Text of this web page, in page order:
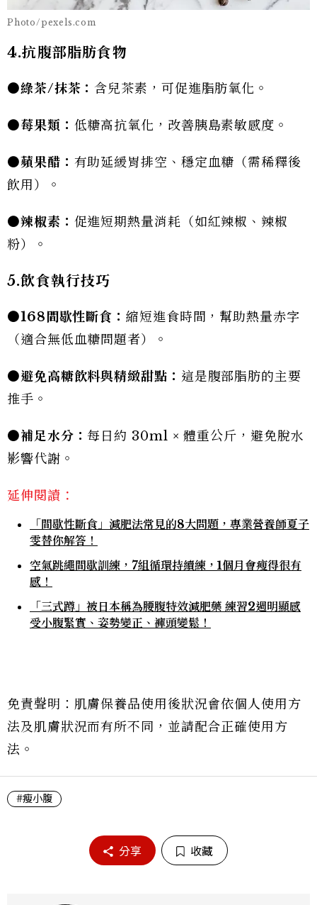
Photo/pexels.com
4.抗腹部脂肪食物
●綠茶/抹茶： 含兒茶素，可促進脂肪氧化。
●莓果類： 低糖高抗氧化，改善胰島素敏感度。
●蘋果醋： 有助延緩胃排空、穩定血糖（需稀釋後
飲用）。
●辣椒素： 促進短期熱量消耗（如紅辣椒、辣椒
粉）。
5.飲食執行技巧
●168 間歇性斷食：縮短進食時間，幫助熱量赤字
（適合無低血糖問題者）。
●避免高糖飲料與精緻甜點： 這是腹部脂肪的主要
推手。
●補足水分：每日約 30ml × 體重公斤，避免脫水
影響代謝。
延伸閱讀：
「間歇性斷食」減肥法常見的8大問題，專業營養師夏子
雯替你解答！
空氣跳繩間歇訓練，7組循環持續練，1個月會瘦得很有
感！
「三式蹲」被日本稱為腰腹特效減肥藥 練習2週明顯感
受小腹緊實、姿勢變正、褲頭變鬆！
免責聲明：肌膚保養品使用後狀況會依個人使用方
法及肌膚狀況而有所不同，並請配合正確使用方
法。
#瘦小腹
分享 收藏